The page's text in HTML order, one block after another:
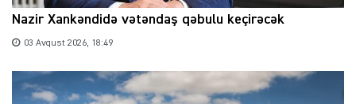
Nazir Xankəndidə vətəndaş qəbulu keçirəcək
03 Avqust 2026, 18:49